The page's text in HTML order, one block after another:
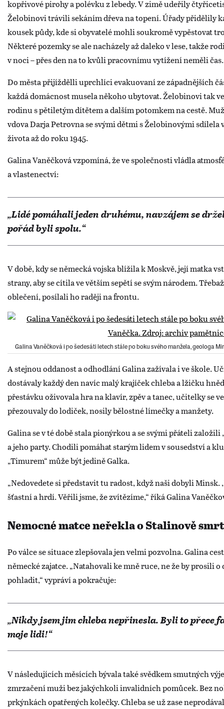
kopřivové pirohy a polévku z lebedy. V zimě udeřily
Želobinovi trávili sekáním dřeva na topení. Úřady přidělily
kousek půdy, kde si obyvatelé mohli soukromě vypěstovat
Některé pozemky se ale nacházely až daleko v lese, takže
v noci – přes den na to kvůli pracovnímu vytížení neměli
Do města přijíždělli uprchlíci evakuovaní ze západnějších
každá domácnost musela někoho ubytovat. Želobinovi tak
rodinu s pětiletým dítětem a dalším potomkem na cestě.
vdova Darja Petrovna se svými dětmi s Želobinovými
života až do roku 1945.
Galina Vaněčková vzpomíná, že ve společnosti vládla
a vlastenectví:
„Lidé pomáhali jeden druhému, navzájem se
pořád byli spolu.“
V době, kdy se německá vojska blížila k Moskvě, její matka
strany, aby se cítila ve větším sepětí se svým národem.
oblečení, posílali ho raději na frontu.
Galina Vaněčková i po šedesáti letech stále po boku svého manžela, geologa
A stejnou oddanost a odhodlání Galina zažívala i ve škole.
dostávaly každý den navíc malý krajíček chleba a lžičku
přestávku oživovala hra na klavír, zpěv a tanec, učitelky se
přezouvaly do lodiček, nosily bělostné límečky a manžety.
Galina se v té době stala pionýrkou a se svými přáteli
a jeho party. Chodili pomáhat starým lidem v sousedství a
„Timurem“ může být jedině Galka.
„Nedovedete si představit tu radost, když naši dobyli Minsk.
šťastní a hrdí. Věřili jsme, že zvítězíme,“ říká Galina
Nemocné matce neřekla o Stalinově
Po válce se situace zlepšovala jen velmi pozvolna. Galina
německé zajatce. „Natahovali ke mně ruce, ne že by prosili
pohladit,“ vypráví a pokračuje:
„Nikdy jsem jim chleba nepřinesla. Byli to
moje lidi!“
V následujících měsících bývala také svědkem smutných
zmrzačení muži bez jakýchkoli invalidních pomůcek. Bez
prkýnkách opatřených kolečky. Chleba se už zase